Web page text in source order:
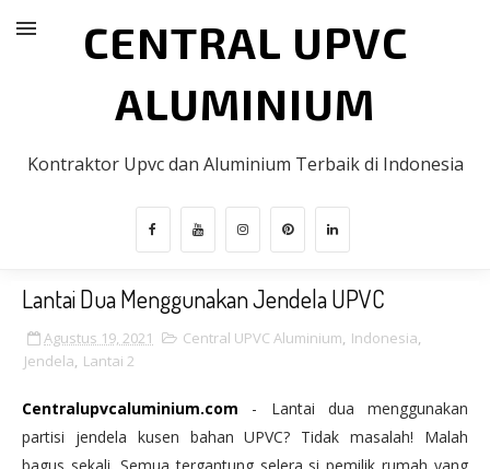
CENTRAL UPVC
ALUMINIUM
Kontraktor Upvc dan Aluminium Terbaik di Indonesia
Lantai Dua Menggunakan Jendela UPVC
Agustus 19, 2021 Central UPVC Aluminium, Indonesia,
Jendela, Lantai 2
Centralupvcaluminium.com - Lantai dua menggunakan
partisi jendela kusen bahan UPVC? Tidak masalah! Malah